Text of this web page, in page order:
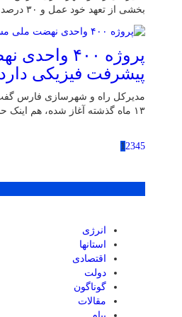
بخشی از تعهد خود عمل و ۳۰ درصد این تسهیلات را پرداخت کرده‌اند.
پیشرفت فیزیکی دارد
۱۳ ماه گذشته آغاز شده، هم اینک حدود ۶۵ درصد پیشرفت فیزیکی دارد.
1 2345
انرژی
استانها
اقتصادی
دولت
گوناگون
مقالات